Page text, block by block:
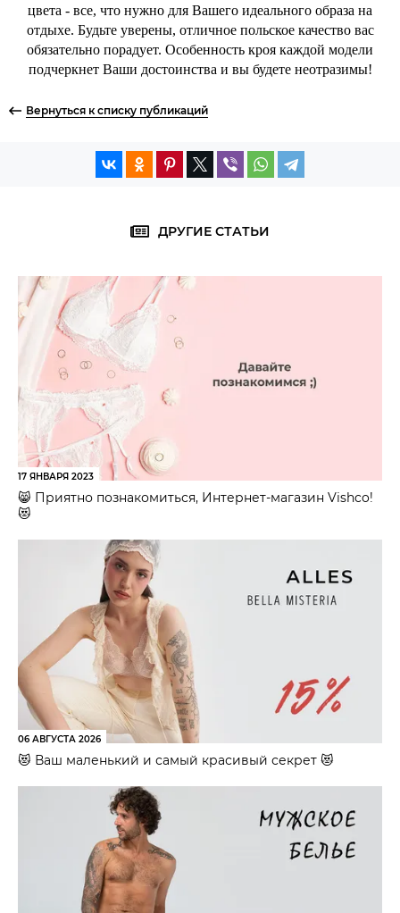
цвета - все, что нужно для Вашего идеального образа на
отдыхе. Будьте уверены, отличное польское качество вас
обязательно порадует. Особенность кроя каждой модели
подчеркнет Ваши достоинства и вы будете неотразимы!
Вернуться к списку публикаций
ДРУГИЕ СТАТЬИ
17 ЯНВАРЯ 2023
😸 Приятно познакомиться, Интернет-магазин Vishco!
😻
06 АВГУСТА 2026
😻 Ваш маленький и самый красивый секрет 😻